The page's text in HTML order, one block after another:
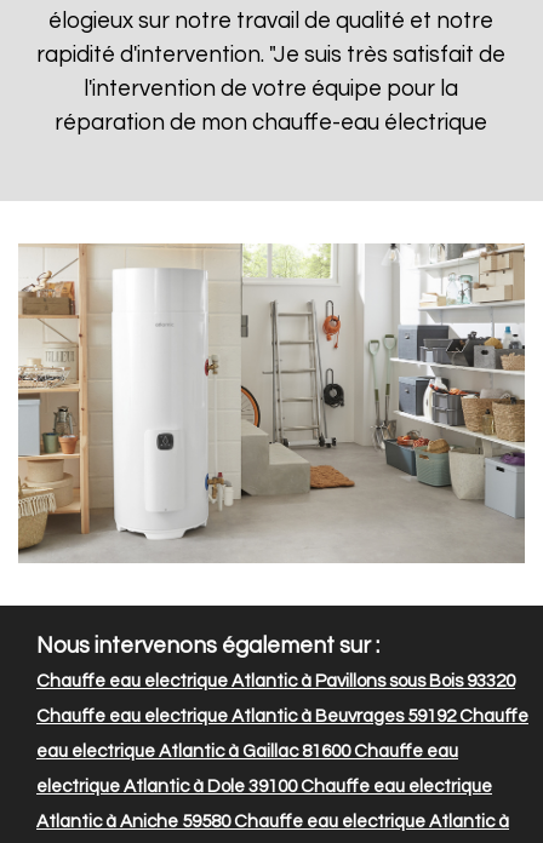
élogieux sur notre travail de qualité et notre
rapidité d'intervention. "Je suis très satisfait de
l'intervention de votre équipe pour la
réparation de mon chauffe-eau électrique
Nous intervenons également sur :
Chauffe eau electrique Atlantic à Pavillons sous Bois 93320
Chauffe eau electrique Atlantic à Beuvrages 59192Chauffe
eau electrique Atlantic à Gaillac 81600Chauffe eau
electrique Atlantic à Dole 39100Chauffe eau electrique
Atlantic à Aniche 59580Chauffe eau electrique Atlantic à